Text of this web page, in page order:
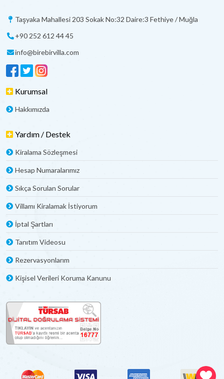
Taşyaka Mahallesi 203 Sokak No:32 Daire:3 Fethiye / Muğla
+90 252 612 44 45
info@birebirvilla.com
Kurumsal
Hakkımızda
Yardım / Destek
Kiralama Sözleşmesi
Hesap Numaralarımız
Sıkça Sorulan Sorular
Villamı Kiralamak İstiyorum
İptal Şartları
Tanıtım Videosu
Rezervasyonlarım
Kişisel Verileri Koruma Kanunu